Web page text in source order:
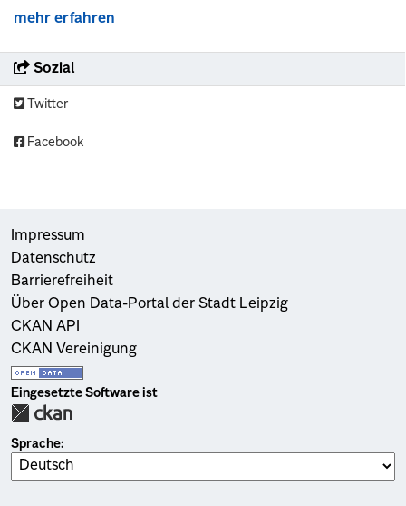
mehr erfahren
Sozial
Twitter
Facebook
Impressum
Datenschutz
Barrierefreiheit
Über Open Data-Portal der Stadt Leipzig
CKAN API
CKAN Vereinigung
Eingesetzte Software ist
Sprache